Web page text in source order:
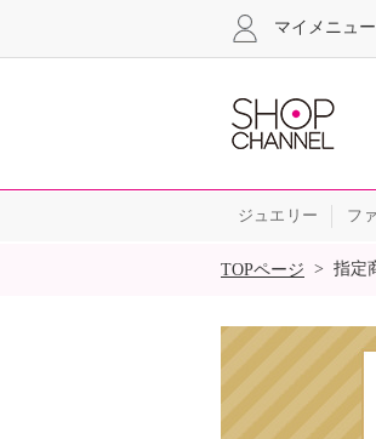
マイメニュー
ジュエリー フ
SALE
TOPページ > 指定